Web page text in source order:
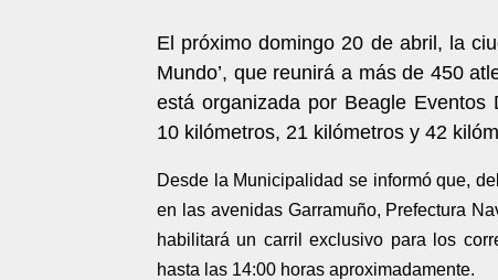
El próximo domingo 20 de abril, la
Mundo’, que reunirá a más de 450
está organizada por Beagle
10 kilómetros, 21 kilómetros y 42
Desde la Municipalidad se informó que,
en las avenidas Garramuño, Prefectura
habilitará un carril exclusivo para los
hasta las 14:00 horas aproximadamente.